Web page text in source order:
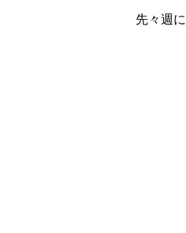
先々週に